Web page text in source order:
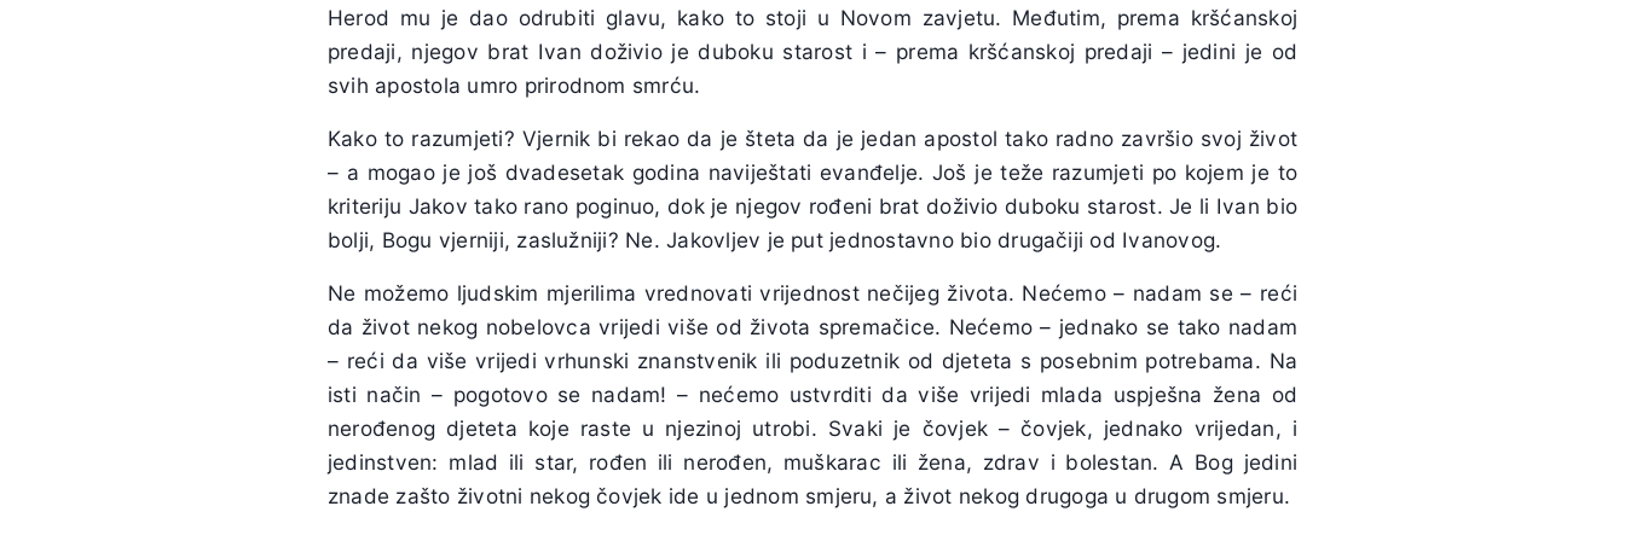
Herod mu je dao odrubiti glavu, kako to stoji u Novom zavjetu. Međutim, prema kršćanskoj
predaji, njegov brat Ivan doživio je duboku starost i – prema kršćanskoj predaji – jedini je od
svih apostola umro prirodnom smrću.
Kako to razumjeti? Vjernik bi rekao da je šteta da je jedan apostol tako radno završio svoj život
– a mogao je još dvadesetak godina naviještati evanđelje. Još je teže razumjeti po kojem je to
kriteriju Jakov tako rano poginuo, dok je njegov rođeni brat doživio duboku starost. Je li Ivan bio
bolji, Bogu vjerniji, zaslužniji? Ne. Jakovljev je put jednostavno bio drugačiji od Ivanovog.
Ne možemo ljudskim mjerilima vrednovati vrijednost nečijeg života. Nećemo – nadam se – reći
da život nekog nobelovca vrijedi više od života spremačice. Nećemo – jednako se tako nadam
– reći da više vrijedi vrhunski znanstvenik ili poduzetnik od djeteta s posebnim potrebama. Na
isti način – pogotovo se nadam! – nećemo ustvrditi da više vrijedi mlada uspješna žena od
nerođenog djeteta koje raste u njezinoj utrobi. Svaki je čovjek – čovjek, jednako vrijedan, i
jedinstven: mlad ili star, rođen ili nerođen, muškarac ili žena, zdrav i bolestan. A Bog jedini
znade zašto životni nekog čovjek ide u jednom smjeru, a život nekog drugoga u drugom smjeru.